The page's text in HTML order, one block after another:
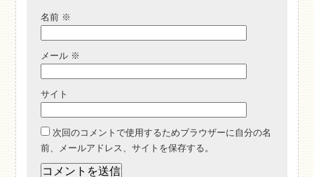
名前 ※
メール ※
サイト
次回のコメントで使用するためブラウザーに自分の名
前、メールアドレス、サイトを保存する。